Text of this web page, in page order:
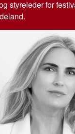
styreleder for